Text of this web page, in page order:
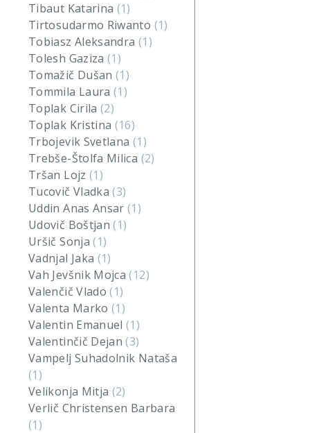
Tibaut Katarina (1)
Tirtosudarmo Riwanto (1)
Tobiasz Aleksandra (1)
Tolesh Gaziza(1)
Tomažič Dušan(1)
Tommila Laura(1)
Toplak Cirila(2)
Toplak Kristina (16)
Trbojevik Svetlana (1)
Trebše-Štolfa Milica (2)
Tršan Lojz (1)
Tucovič Vladka(3)
Uddin Anas Ansar(1)
Udovič Boštjan(1)
Uršič Sonja(1)
Vadnjal Jaka (1)
Vah Jevšnik Mojca(12)
Valenčič Vlado(1)
Valenta Marko(1)
Valentin Emanuel(1)
Valentinčič Dejan(3)
Vampelj Suhadolnik Nataša
(1)
Velikonja Mitja (2)
Verlič Christensen Barbara
(1)